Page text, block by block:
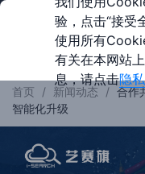
首页 / 新闻动态 / 合作
智能化升级
验，点击“接受
使用所有
有关在本网站
息，请点击隐